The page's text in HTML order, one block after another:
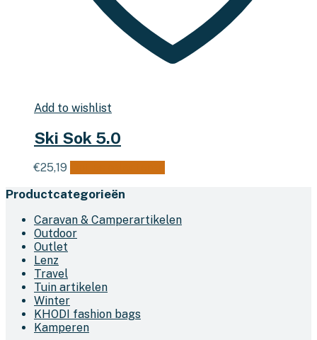
Add to wishlist
Ski Sok 5.0
€25,19
variaties.
Productcategorieën
Caravan & Camperartikelen
Outdoor
Outlet
Lenz
Travel
Tuin artikelen
Winter
KHODI fashion bags
Kamperen